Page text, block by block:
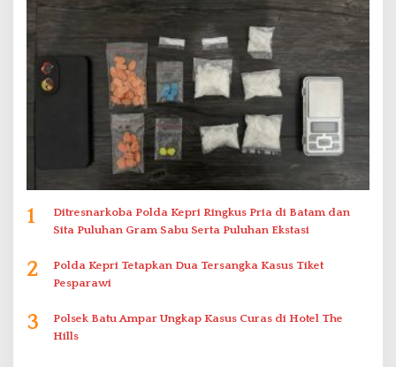
1
Ditresnarkoba Polda Kepri Ringkus Pria di Batam dan
Sita Puluhan Gram Sabu Serta Puluhan Ekstasi
2
Polda Kepri Tetapkan Dua Tersangka Kasus Tiket
Pesparawi
3
Polsek Batu Ampar Ungkap Kasus Curas di Hotel The
Hills